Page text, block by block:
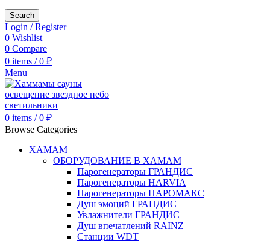
Search
Login / Register
0 Wishlist
0 Compare
0 items / 0 ₽
Menu
0 items / 0 ₽
Browse Categories
ХАМАМ
ОБОРУДОВАНИЕ В ХАМАМ
Парогенераторы ГРАНДИС
Парогенераторы HARVIA
Парогенераторы ПАРОМАКС
Душ эмоций ГРАНДИС
Увлажнители ГРАНДИС
Душ впечатлений RAINZ
Станции WDT